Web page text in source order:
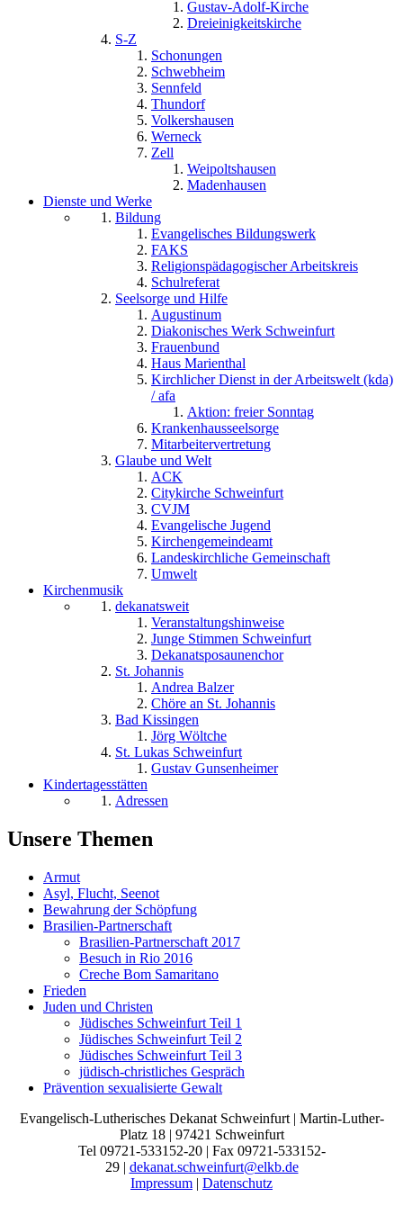
Gustav-Adolf-Kirche
Dreieinigkeitskirche
S-Z
Schonungen
Schwebheim
Sennfeld
Thundorf
Volkershausen
Werneck
Zell
Weipoltshausen
Madenhausen
Dienste und Werke
Bildung
Evangelisches Bildungswerk
FAKS
Religionspädagogischer Arbeitskreis
Schulreferat
Seelsorge und Hilfe
Augustinum
Diakonisches Werk Schweinfurt
Frauenbund
Haus Marienthal
Kirchlicher Dienst in der Arbeitswelt (kda)
/ afa
Aktion: freier Sonntag
Krankenhausseelsorge
Mitarbeitervertretung
Glaube und Welt
ACK
Citykirche Schweinfurt
CVJM
Evangelische Jugend
Kirchengemeindeamt
Landeskirchliche Gemeinschaft
Umwelt
Kirchenmusik
dekanatsweit
Veranstaltungshinweise
Junge Stimmen Schweinfurt
Dekanatsposaunenchor
St. Johannis
Andrea Balzer
Chöre an St. Johannis
Bad Kissingen
Jörg Wöltche
St. Lukas Schweinfurt
Gustav Gunsenheimer
Kindertagesstätten
Adressen
Unsere Themen
Armut
Asyl, Flucht, Seenot
Bewahrung der Schöpfung
Brasilien-Partnerschaft
Brasilien-Partnerschaft 2017
Besuch in Rio 2016
Creche Bom Samaritano
Frieden
Juden und Christen
Jüdisches Schweinfurt Teil 1
Jüdisches Schweinfurt Teil 2
Jüdisches Schweinfurt Teil 3
jüdisch-christliches Gespräch
Prävention sexualisierte Gewalt
Evangelisch-Lutherisches Dekanat Schweinfurt | Martin-Luther-
Platz 18 | 97421 Schweinfurt
Tel 09721-533152-20 | Fax 09721-533152-
29 | dekanat.schweinfurt@elkb.de
Impressum | Datenschutz